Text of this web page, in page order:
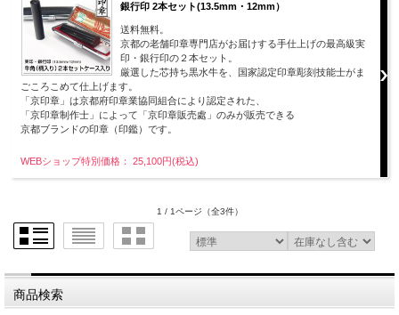
銀行印 2本セット(13.5mm・12mm）
送料無料。
京都の老舗印章専門店がお届けする手仕上げの最高級実
印・銀行印の２本セット。
厳選した芯持ち黒水牛を、国家認定印章彫刻技能士がま
ごころこめて仕上げます。
「京印章」は京都府印章業協同組合により認定された、
「京印章制作士」によって「京印章販売處」のみが販売できる
京都ブランドの印章（印鑑）です。
WEBショップ特別価格： 25,100円(税込)
1 / 1ページ （全3件）
商品検索